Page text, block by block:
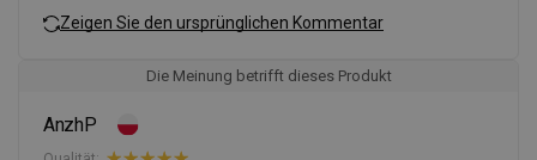
Zeigen Sie den ursprünglichen Kommentar
Die Meinung betrifft dieses Produkt
AnzhP